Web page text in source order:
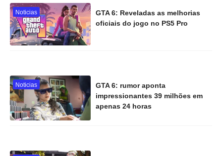
Noticias
GTA 6: Reveladas as melhorias
oficiais do jogo no PS5 Pro
Noticias
GTA 6: rumor aponta
impressionantes 39 milhões em
apenas 24 horas